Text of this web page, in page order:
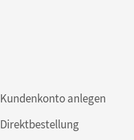
Kundenkonto anlegen
Direktbestellung